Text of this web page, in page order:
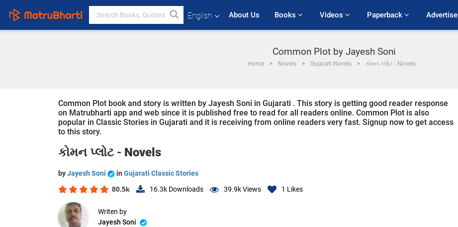
English About Us Books Videos Paperback Advertise
Common Plot by Jayesh Soni
Home Novels Gujarati Novels કોમન પ્લોટ - Novels
Common Plot book and story is written by Jayesh Soni in Gujarati . This story is getting good reader response
on Matrubharti app and web since it is published free to read for all readers online. Common Plot is also
popular in Classic Stories in Gujarati and it is receiving from online readers very fast. Signup now to get access
to this story.
કોમન પ્લોટ - Novels
byJayesh Soni in Gujarati Classic Stories
80.5k 16.3k Downloads 39.9kViews 1 Likes
Writen by
Jayesh Soni